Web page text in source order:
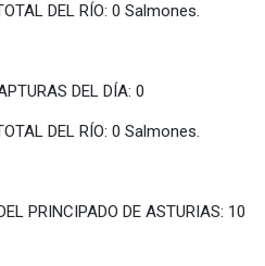
0 Salmones.
DEL DÍA: 0
0 Salmones.
PRINCIPADO DE ASTURIAS: 10